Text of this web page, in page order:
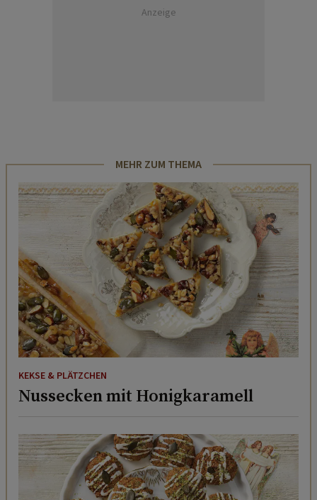
Anzeige
MEHR ZUM THEMA
KEKSE & PLÄTZCHEN
Nussecken mit Honigkaramell